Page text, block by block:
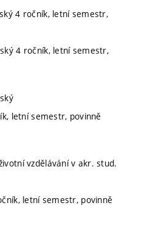
4 ročník, letní semestr,
4 ročník, letní semestr,
letní semestr, povinně
vzdělávání v akr. stud.
letní semestr, povinně